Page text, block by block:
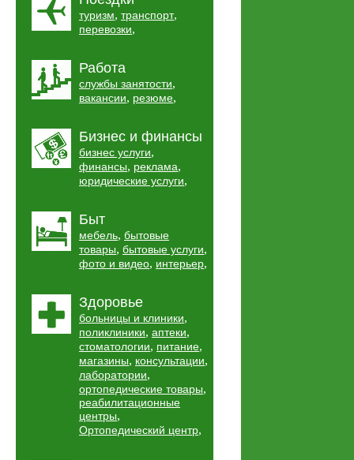
туризм, транспорт,
перевозки,
Работа
службы занятости,
вакансии, резюме,
Бизнес и финансы
бизнес услуги,
финансы, реклама,
юридические услуги,
Быт
мебель, бытовые
товары, бытовые услуги,
фото и видео, интерьер,
Здоровье
больницы и клиники,
поликлиники, аптеки,
стоматологии, питание,
магазины, консультации,
лаборатории,
ортопедические товары,
реабилитационные
центры,
Ортопедический центр,